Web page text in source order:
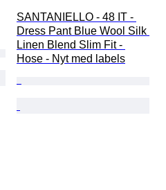
SANTANIELLO - 48 IT -
Dress Pant Blue Wool Silk
Linen Blend Slim Fit -
Hose - Nyt med labels